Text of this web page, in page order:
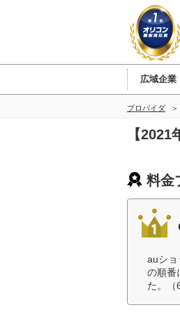
広域企業
プロバイダ
【
料金
auショ
の順番
た。（